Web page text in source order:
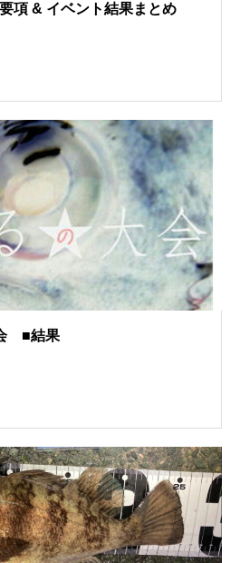
項 & イベント結果まとめ
■結果